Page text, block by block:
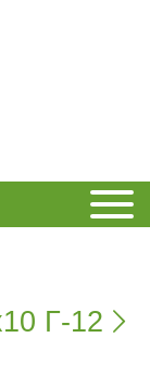
Г-12 